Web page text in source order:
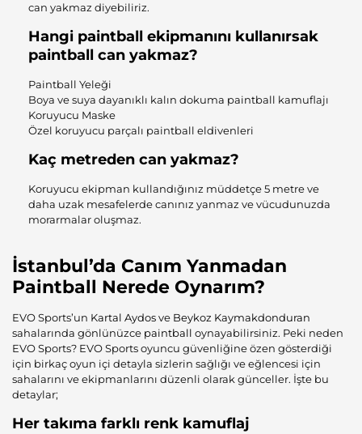
can yakmaz diyebiliriz.
Hangi paintball ekipmanını kullanırsak
paintball can yakmaz?
Paintball Yeleği
Boya ve suya dayanıklı kalın dokuma paintball kamuflajı
Koruyucu Maske
Özel koruyucu parçalı paintball eldivenleri
Kaç metreden can yakmaz?
Koruyucu ekipman kullandığınız müddetçe 5 metre ve
daha uzak mesafelerde canınız yanmaz ve vücudunuzda
morarmalar oluşmaz.
İstanbul’da Canım Yanmadan
Paintball Nerede Oynarım?
EVO Sports’un Kartal Aydosve Beykoz Kaymakdonduran
sahalarında gönlünüzce paintball oynayabilirsiniz. Peki neden
EVO Sports? EVO Sports oyuncu güvenliğine özen gösterdiği
için birkaç oyun içi detayla sizlerin sağlığı ve eğlencesi için
sahalarını ve ekipmanlarını düzenli olarak günceller. İşte bu
detaylar;
Her takıma farklı renk kamuflaj